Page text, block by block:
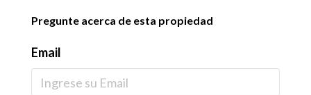
Pregunte acerca de esta propiedad
Email